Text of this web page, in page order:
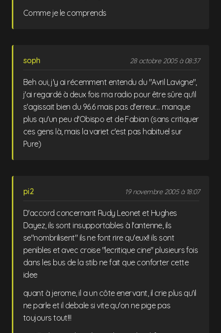
Comme je le comprends
soph 28 octobre 2005 à 08:37
Beh oui, j'y ai récemment entendu du "Avril Lavigne",
j'ai regardé à deux fois ma radio pour être sûre qu'il
s'agissait bien du 96.6 mais pas d'erreur.... manque
plus qu'un peu d'Obispo et de Fabian (sans critiquer
ces gens là, mais la variet c'est pas habituel sur
Pure)
pi2 19 novembre 2005 à 18:07
D'accord concernant Rudy Leonet et Hughes
Dayez, ils sont insupportables à l'antenne, ils
se"nombrilisent" ils ne font rire qu'eux!! ils sont
penibles et avec croise "lecritique cine" plusieurs fois
dans les bus de la stib ne fait que conforter cette
idee
quant à jerome, il a un côte enervant, il crie plus qu'il
ne parle et il debale si vite qu'on ne pige pas
toujours tout!!!